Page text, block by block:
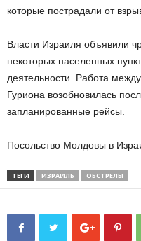
которые пострадали от
Власти Израиля объявили
некоторых населенных
деятельности. Работа
Гуриона возобновилась
запланированные рейсы.
Посольство Молдовы в
ТЕГИ ИЗРАИЛЬ ОБСТРЕЛЫ